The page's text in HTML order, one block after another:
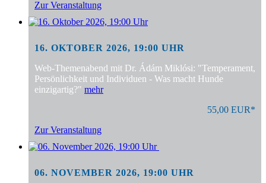
Zur Veranstaltung
16. OKTOBER 2026, 19:00 UHR
Web-Themenabend mit Dr. Ádám Miklósi: "Temperament,
Persönlichkeit und Individuen - Was macht Hunde
einzigartig?" mehr
55,00 EUR*
Zur Veranstaltung
06. NOVEMBER 2026, 19:00 UHR